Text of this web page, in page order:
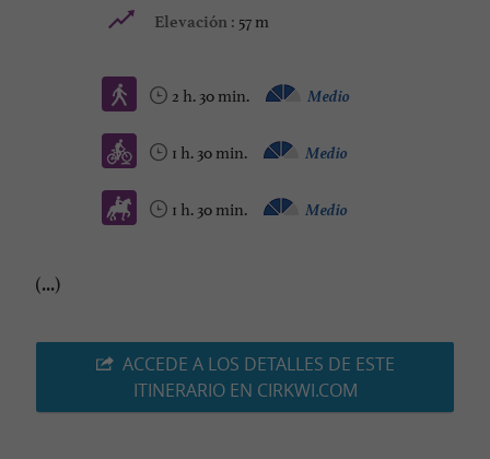
Elevación : 57 m
2 h. 30 min. Medio
1 h. 30 min. Medio
1 h. 30 min. Medio
(...)
ACCEDE A LOS DETALLES DE ESTE
ITINERARIO EN CIRKWI.COM